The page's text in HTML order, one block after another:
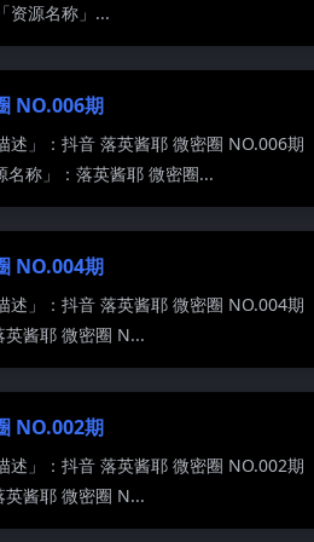
资源名称」...
NO.006期
述」：抖音 落英酱耶 微密圈 NO.006期
名称」：落英酱耶 微密圈...
NO.004期
述」：抖音 落英酱耶 微密圈 NO.004期
英酱耶 微密圈 N...
NO.002期
述」：抖音 落英酱耶 微密圈 NO.002期
英酱耶 微密圈 N...